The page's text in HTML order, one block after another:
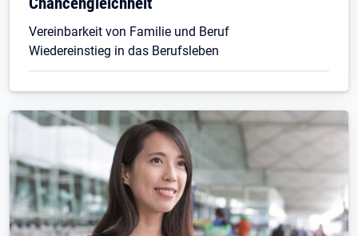
Vereinbarkeit von Familie und Beruf
Wiedereinstieg in das Berufsleben